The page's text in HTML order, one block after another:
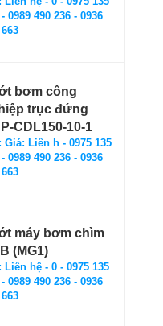
0989 490 236 - 0936
bơm công
trục đứng
CDL150-10-1
Giá: Liên h - 0975 135
0989 490 236 - 0936
máy bơm chìm
(MG1)
Liên hệ - 0 - 0975 135
0989 490 236 - 0936